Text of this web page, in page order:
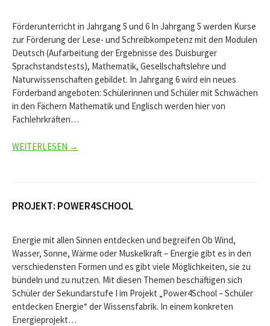
Förderunterricht in Jahrgang 5 und 6 In Jahrgang 5 werden Kurse
zur Förderung der Lese- und Schreibkompetenz mit den Modulen
Deutsch (Aufarbeitung der Ergebnisse des Duisburger
Sprachstandstests), Mathematik, Gesellschaftslehre und
Naturwissenschaften gebildet. In Jahrgang 6 wird ein neues
Förderband angeboten: Schülerinnen und Schüler mit Schwächen
in den Fächern Mathematik und Englisch werden hier von
Fachlehrkräften…
WEITERLESEN →
PROJEKT: POWER4SCHOOL
Energie mit allen Sinnen entdecken und begreifen Ob Wind,
Wasser, Sonne, Wärme oder Muskelkraft – Energie gibt es in den
verschiedensten Formen und es gibt viele Möglichkeiten, sie zu
bündeln und zu nutzen. Mit diesen Themen beschäftigen sich
Schüler der Sekundarstufe I im Projekt „Power4School – Schüler
entdecken Energie“ der Wissensfabrik. In einem konkreten
Energieprojekt…